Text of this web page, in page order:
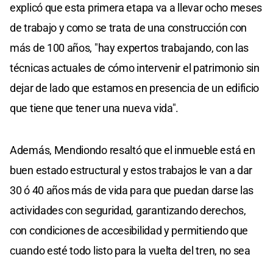
explicó que esta primera etapa va a llevar ocho meses
de trabajo y como se trata de una construcción con
más de 100 años, "hay expertos trabajando, con las
técnicas actuales de cómo intervenir el patrimonio sin
dejar de lado que estamos en presencia de un edificio
que tiene que tener una nueva vida".
Además, Mendiondo resaltó que el inmueble está en
buen estado estructural y estos trabajos le van a dar
30 ó 40 años más de vida para que puedan darse las
actividades con seguridad, garantizando derechos,
con condiciones de accesibilidad y permitiendo que
cuando esté todo listo para la vuelta del tren, no sea